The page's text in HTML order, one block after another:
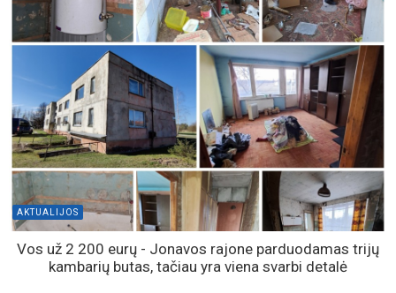
AKTUALIJOS
Vos už 2 200 eurų - Jonavos rajone parduodamas trijų
kambarių butas, tačiau yra viena svarbi detalė